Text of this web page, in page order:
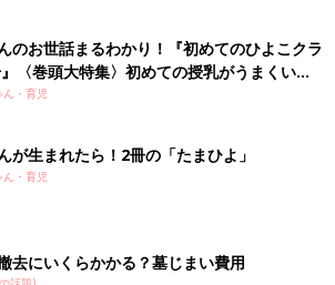
のお世話まるわかり！『初めてのひよこクラ
〈巻頭大特集〉初めての授乳がうまくい
ぱい・ミルクの基本と夏のトラブル 解決テ
ん・育児
が生まれたら！2冊の「たまひよ」
ん・育児
去にいくらかかる？墓じまい費用